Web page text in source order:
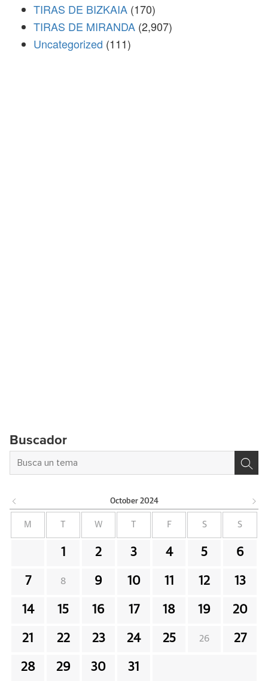
TIRAS DE BIZKAIA (170)
TIRAS DE MIRANDA (2,907)
Uncategorized (111)
Buscador
October 2024
M W F S S
1 2 3 4 5 6
7 8 9 10 11 12 13
14 15 16 17 18 19 20
21 22 23 24 25 26 27
28 29 30 31